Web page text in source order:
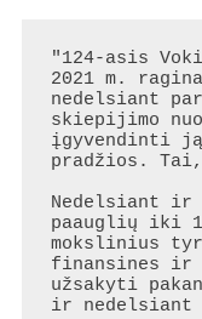
"124-asis
2021 m.
nedelsiant
skiepijimo
įgyvendinti ją
pradžios.
Nedelsiant
paauglių iki
mokslinius
finansines ir
užsakyti
ir